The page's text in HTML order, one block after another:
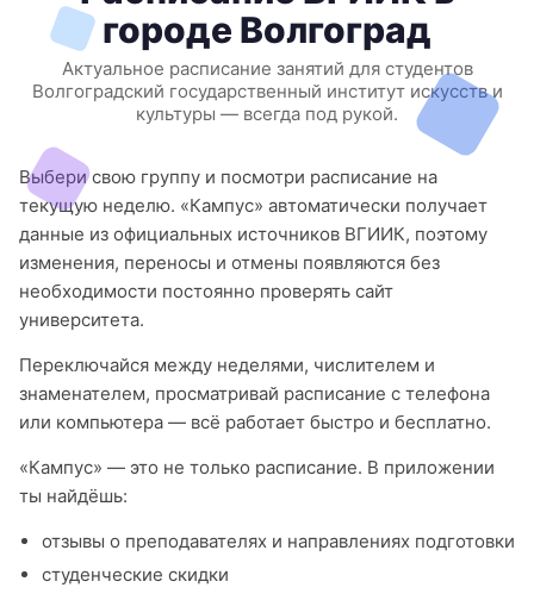
городе Волгоград
Актуальное расписание занятий для студентов
Волгоградский государственный институт искусств и
культуры — всегда под рукой.
Выбери свою группу и посмотри расписание на
текущую неделю. «Кампус» автоматически получает
данные из официальных источников ВГИИК, поэтому
изменения, переносы и отмены появляются без
необходимости постоянно проверять сайт
университета.
Переключайся между неделями, числителем и
знаменателем, просматривай расписание с телефона
или компьютера — всё работает быстро и бесплатно.
«Кампус» — это не только расписание. В приложении
ты найдёшь:
отзывы о преподавателях и направлениях подготовки
студенческие скидки